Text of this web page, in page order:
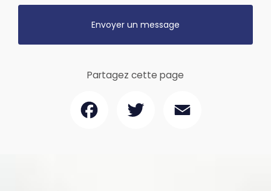
Envoyer un message
Partagez cette page